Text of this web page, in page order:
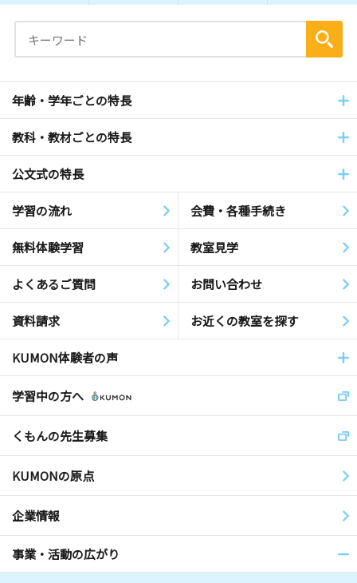
年齢・学年ごとの特長
教科・教材ごとの特長
公文式の特長
学習の流れ 会費・各種手続き
無料体験学習 教室見学
よくあるご質問 お問い合わせ
資料請求 お近くの教室を探す
KUMON体験者の声
学習中の方へ
くもんの先生募集
KUMONの原点
企業情報
事業・活動の広がり